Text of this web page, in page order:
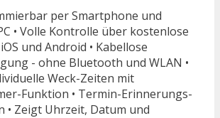
per Smartphone und
• Volle Kontrolle über kostenlose
und Android • Kabellose
- ohne Bluetooth und WLAN •
Weck-Zeiten mit
Funktion • Termin-Erinnerungs-
• Zeigt Uhrzeit, Datum und